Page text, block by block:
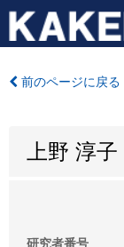
前のページに戻る
上野 淳子
研究者番号